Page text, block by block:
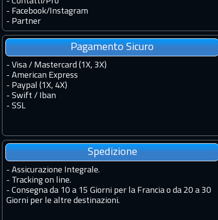
- Facebook/Instagram
- Partner
Pagamento Sicuro
- Visa / Mastercard (1X, 3X)
- American Express
- Paypal (1X, 4X)
- Swift / Iban
- SSL
Spedizione
- Assicurazione Integrale.
- Tracking on line.
- Consegna da 10 a 15 Giorni per la Francia o da 20 a 30
Giorni per le altre destinazioni.